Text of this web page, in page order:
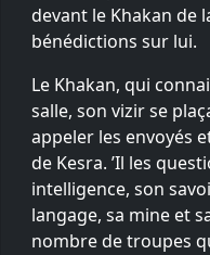
devant le Khakan de
bénédictions sur lui.
Le Khakan, qui
salle, son vizir se
appeler les envoyés
de Kesra. ’Il les
intelligence, son
langage, sa mine et
nombre de troupes